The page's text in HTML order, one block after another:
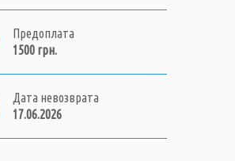
Предоплата
1500 грн.
Дата невозврата
17.06.2026